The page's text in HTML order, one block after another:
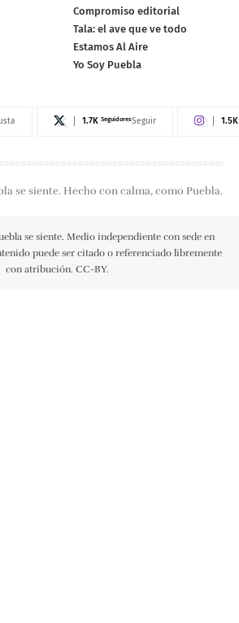
Compromiso editorial
Tala: el ave que ve todo
Estamos Al Aire
Yo Soy Puebla
1.7K SeguidoresSeguir 1.5K
se siente. Hecho con calma, como Puebla.
se siente. Medio independiente con sede en
puede ser citado o referenciado libremente
con atribución. CC-BY.